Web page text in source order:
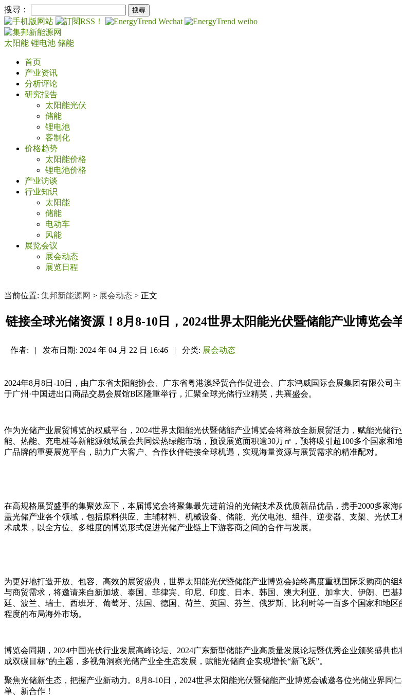
搜尋：
太阳能 锂电池 储能
首页
产业资讯
分析评论
研究报告
太阳能光伏
储能
锂电池
客制化
价格趋势
太阳能价格
锂电池价格
产业访谈
行业知识
太阳能
储能
电动车
风能
展览会议
展会动态
展览日程
当前位置: 集邦新能源网 > 展会动态 > 正文
链接全球光储资源！8月8-10日，2024世界太阳能光伏暨储能产业博览会
作者: | 发布日期: 2024 年 04 月 22 日 16:46 | 分类: 展会动态
2024年8月8日-10日，由广东省太阳能协会、广东省粤港澳经贸合作促进会、广东鸿威国际会展集团有限公司
于广州·中国进出口商品交易会展馆B区隆重举行，汇聚全球光储行业精英，共襄盛会。
作为光储产业展贸博览的权威平台，2024世界太阳能光伏暨储能产业博览会将释放全新展贸活力，赋能光储
能、热能、充电桩等新能源领域展会共同燥热绿能市场，预设展览面积逾30万㎡，预将吸引超100多个国家
广品牌的重要展览平台，助力广大客户、合作伙伴链接全球机遇，实现海量资源与展贸需求的精准配对。
在高规格展贸盛事的集聚效应下，本届博览会将聚集最先进前沿的光储技术及优质新品优品，携手2000多家
盖光储产业各个领域，包括原料供应、主辅材料、机械设备、储能、光伏电池、组件、逆变器、支架、光伏
术成果，以全方位、多维度的博览形式促进光储产业链上下游客商之间的合作与发展。
为更好地打造开放、包容、高效的展贸盛典，世界太阳能光伏暨储能产业博览会始终高度重视国际采购商的
与商贸需求，将邀请来自新加坡、泰国、菲律宾、印尼、印度、日本、韩国、澳大利亚、加拿大、伊朗、巴
廷、波兰、瑞士、西班牙、葡萄牙、法国、德国、荷兰、英国、芬兰、俄罗斯、比利时等一百多个国家和地
程度的布局海外市场。
博览会同期，2024中国光伏行业发展高峰论坛、2024广东新型储能产业高质量发展论坛暨优秀企业颁奖盛典
成双碳目标”的主题，多视角洞察光储产业全生态发展，赋能光储商企实现增长“新飞跃”。
聚焦光储新生态，把握产业新动力。8月8-10日，2024世界太阳能光伏暨储能产业博览会诚邀各位光储业界
单、新合作！